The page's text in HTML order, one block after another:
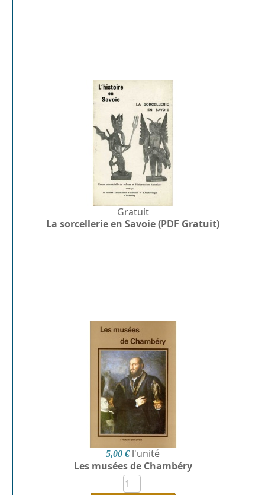
Gratuit
La sorcellerie en Savoie (PDF Gratuit)
5,00 € l'unité
Les musées de Chambéry